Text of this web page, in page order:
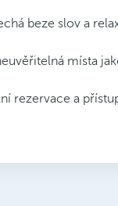
beze slov a
místa
rezervace a